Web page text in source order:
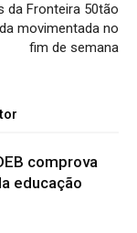
da Fronteira 50tão
movimentada no
fim de semana
comprova
educação